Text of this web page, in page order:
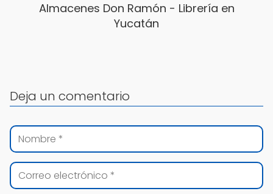
Almacenes Don Ramón - Librería en
Yucatán
Deja un comentario